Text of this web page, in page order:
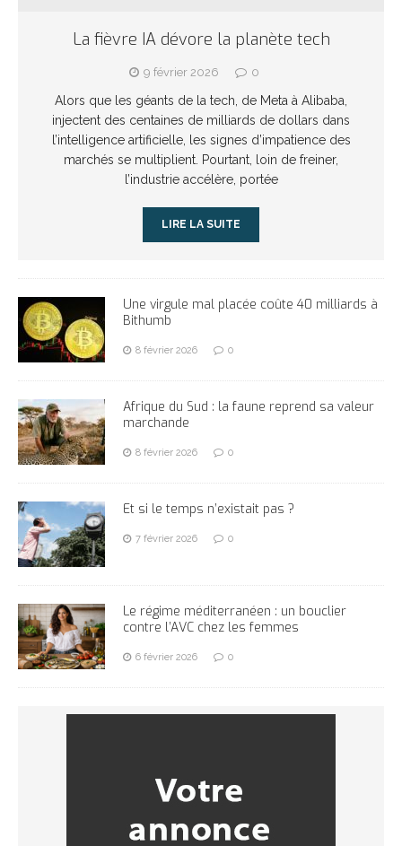
La fièvre IA dévore la planète tech
9 février 2026 0
Alors que les géants de la tech, de Meta à Alibaba,
injectent des centaines de milliards de dollars dans
l’intelligence artificielle, les signes d’impatience des
marchés se multiplient. Pourtant, loin de freiner,
l’industrie accélère, portée
LIRE LA SUITE
Une virgule mal placée coûte 40 milliards à
Bithumb
8 février 2026 0
Afrique du Sud : la faune reprend sa valeur
marchande
8 février 2026 0
Et si le temps n’existait pas ?
7 février 2026 0
Le régime méditerranéen : un bouclier
contre l’AVC chez les femmes
6 février 2026 0